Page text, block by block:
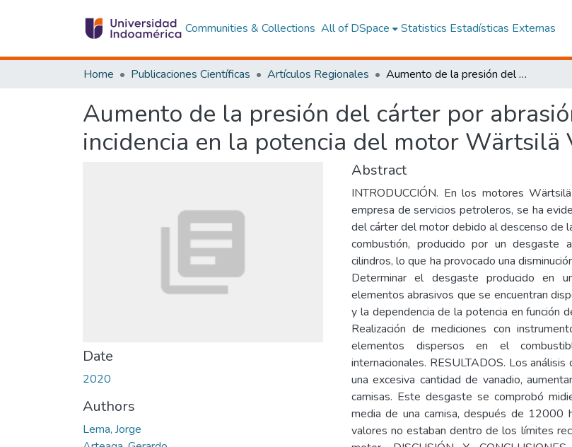
Communities & Collections All of DSpace Statistics Estadísticas Externas
Home Publicaciones Científicas Artículos Regionales Aumento de la presión del cárter por abrasión de los cilindros y la incidencia en la potencia del motor Wärtsilä Vasa 32
Aumento de la presión del cárter por
incidencia en la potencia del motor Wärtsilä
Date
2020
Authors
Lema, Jorge
Abstract
INTRODUCCIÓN. En los motores
empresa de servicios petroleros, se ha
del cárter del motor debido al descenso de
combustión, producido por un desgaste
cilindros, lo que ha provocado una
Determinar el desgaste producido en
elementos abrasivos que se encuentran
y la dependencia de la potencia en función
Realización de mediciones con
elementos dispersos en el
internacionales. RESULTADOS. Los
una excesiva cantidad de vanadio,
camisas. Este desgaste se comprobó
media de una camisa, después de 12000
valores no estaban dentro de los límites